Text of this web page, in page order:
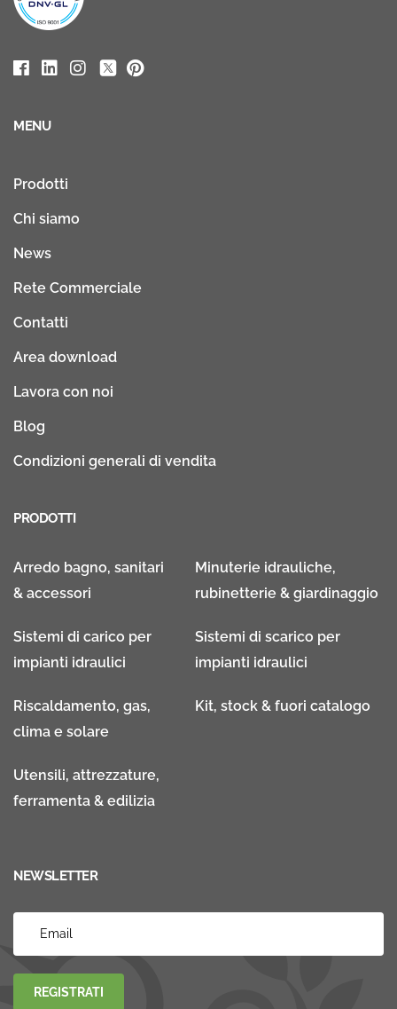
MENU
Prodotti
Chi siamo
News
Rete Commerciale
Contatti
Area download
Lavora con noi
Blog
Condizioni generali di vendita
PRODOTTI
Arredo bagno, sanitari
& accessori
Minuterie idrauliche,
rubinetterie & giardinaggio
Sistemi di carico per
impianti idraulici
Sistemi di scarico per
impianti idraulici
Riscaldamento, gas,
clima e solare
Kit, stock & fuori catalogo
Utensili, attrezzature,
ferramenta & edilizia
NEWSLETTER
REGISTRATI